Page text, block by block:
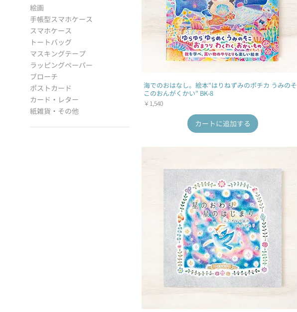
絵画
手帳型スマホケース
スマホケース
トートバッグ
マスキングテープ
ラッピングペーパー
ブローチ
ポストカード
カード・レター
紙雑貨・その他
海でのおはなし。絵本"はりねずみのポチカ うみのそ
このおんがくかい" BK-8
価格
￥1,540
カートに追加する